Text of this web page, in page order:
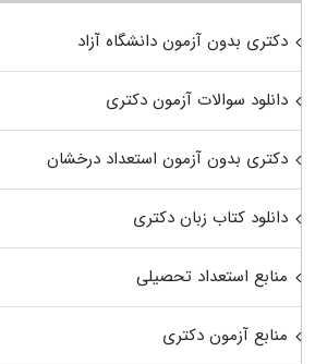
دکتری بدون آزمون دانشگاه آزاد
دانلود سوالات آزمون دکتری
دکتری بدون آزمون استعداد درخشان
دانلود کتاب زبان دکتری
منابع استعداد تحصیلی
منابع آزمون دکتری